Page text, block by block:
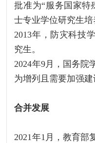
批准为“服务国家特
士专业学位研究生培
2013年，防灾科技
究生。
2024年9月，国务院
为增列且需要加强建
合并发展
2021年1月，教育部